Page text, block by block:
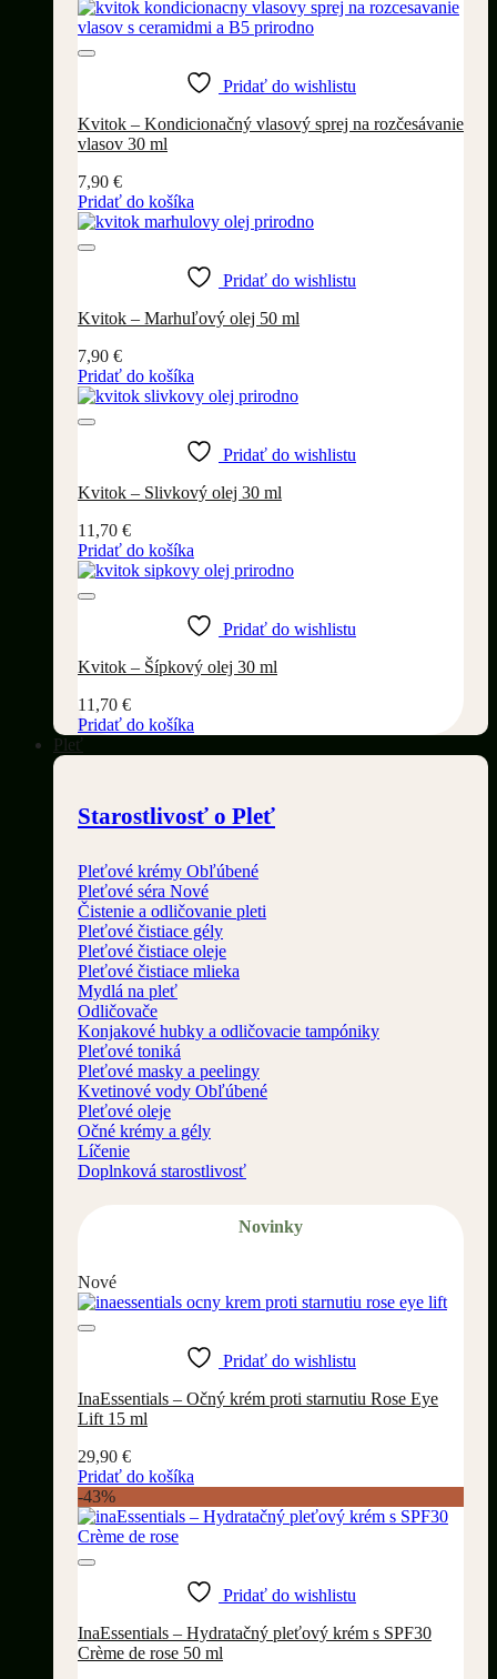
Pridať do wishlistu
Kvitok – Kondicionačný vlasový sprej na rozčesávanie
vlasov 30 ml
7,90 €
Pridať do košíka
Pridať do wishlistu
Kvitok – Marhuľový olej 50 ml
7,90 €
Pridať do košíka
Pridať do wishlistu
Kvitok – Slivkový olej 30 ml
11,70 €
Pridať do košíka
Pridať do wishlistu
Kvitok – Šípkový olej 30 ml
11,70 €
Pridať do košíka
Pleť
Starostlivosť o Pleť
Pleťové krémy
Pleťové séra
Čistenie a odličovanie pleti
Pleťové čistiace gély
Pleťové čistiace oleje
Pleťové čistiace mlieka
Mydlá na pleť
Odličovače
Konjakové hubky a odličovacie tampóniky
Pleťové toniká
Pleťové masky a peelingy
Kvetinové vody
Pleťové oleje
Očné krémy a gély
Líčenie
Doplnková starostlivosť
Novinky
Nové
Pridať do wishlistu
InaEssentials – Očný krém proti starnutiu Rose Eye
Lift 15 ml
29,90 €
Pridať do košíka
-43%
Pridať do wishlistu
InaEssentials – Hydratačný pleťový krém s SPF30
Crème de rose 50 ml